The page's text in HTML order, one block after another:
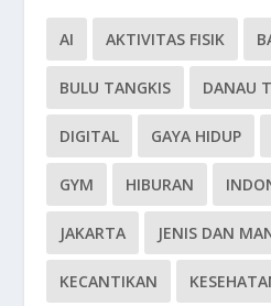
AI AKTIVITAS FISIK
BULU TANGKIS DANAU
DIGITAL GAYA HIDUP
GYM HIBURAN
JAKARTA JENIS DAN
KECANTIKAN